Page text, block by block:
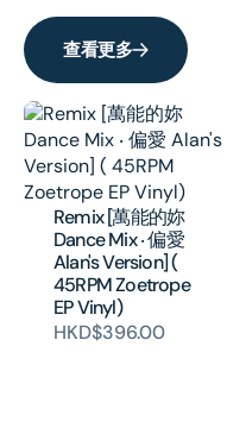
查看更多
Remix [萬能的妳
Dance Mix ‧ 偏愛
Alan's Version] (
45RPM Zoetrope
EP Vinyl)
HKD$396.00